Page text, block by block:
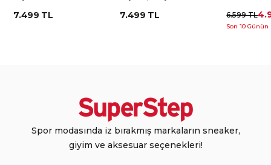
7.499 TL 7.499 TL 6.599 TL
Son 10
Spor modasında iz bırakmış markaların sneaker,
giyim ve aksesuar seçenekleri!